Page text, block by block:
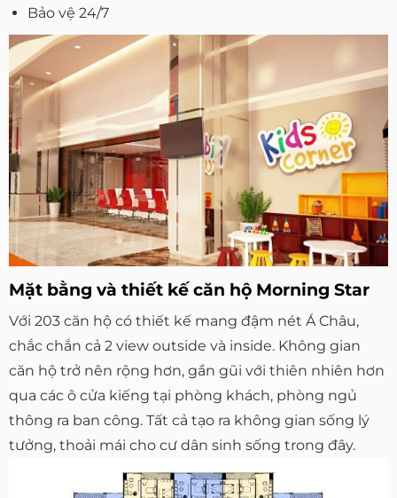
Bảo vệ 24/7
Mặt bằng và thiết kế căn hộ Morning Star
Với 203 căn hộ có thiết kế mang đậm nét Á Châu,
chắc chắn cả 2 view outside và inside. Không gian
căn hộ trở nên rộng hơn, gần gũi với thiên nhiên hơn
qua các ô cửa kiếng tại phòng khách, phòng ngủ
thông ra ban công. Tất cả tạo ra không gian sống lý
tưởng, thoải mái cho cư dân sinh sống trong đây.